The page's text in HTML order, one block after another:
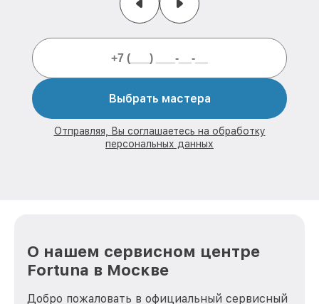
Выбрать мастера
Отправляя, Вы соглашаетесь на обработку
персональных данных
О нашем сервисном центре
Fortuna в Москве
Добро пожаловать в официальный сервисный